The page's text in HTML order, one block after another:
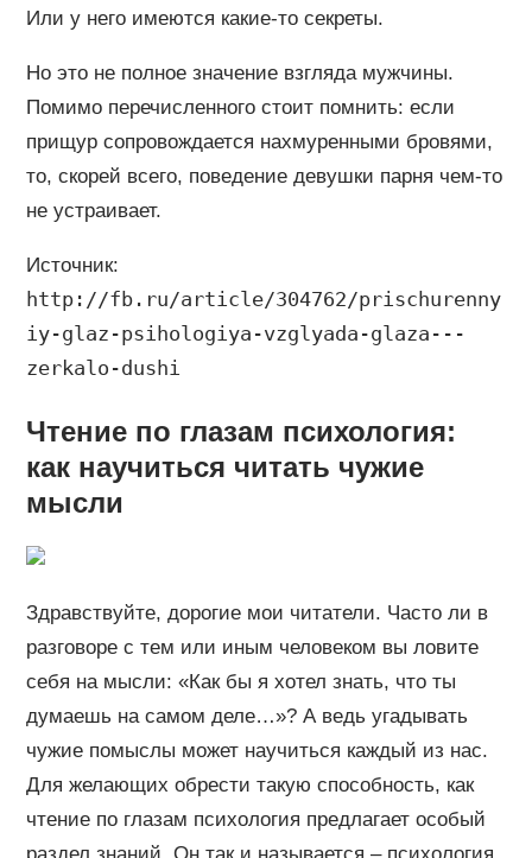
Или у него имеются какие-то секреты.
Но это не полное значение взгляда мужчины.
Помимо перечисленного стоит помнить: если
прищур сопровождается нахмуренными бровями,
то, скорей всего, поведение девушки парня чем-то
не устраивает.
Источник:
http://fb.ru/article/304762/prischurenny
iy-glaz-psihologiya-vzglyada-glaza---
zerkalo-dushi
Чтение по глазам психология:
как научиться читать чужие
мысли
Здравствуйте, дорогие мои читатели. Часто ли в
разговоре с тем или иным человеком вы ловите
себя на мысли: «Как бы я хотел знать, что ты
думаешь на самом деле…»? А ведь угадывать
чужие помыслы может научиться каждый из нас.
Для желающих обрести такую способность, как
чтение по глазам психология предлагает особый